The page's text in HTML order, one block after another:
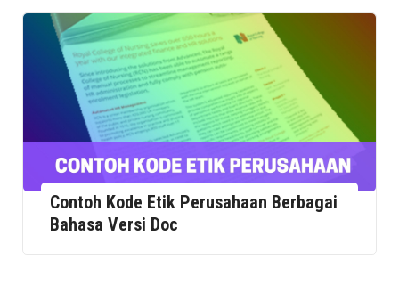
Contoh Kode Etik Perusahaan Berbagai
Bahasa Versi Doc